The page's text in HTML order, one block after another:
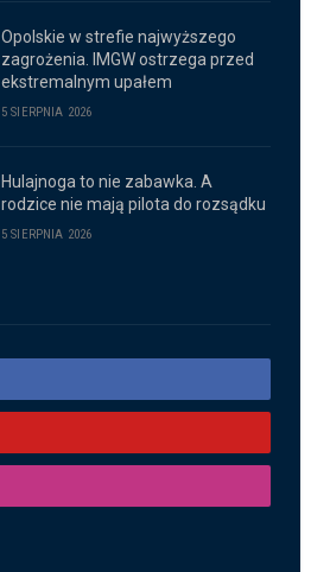
Opolskie w strefie najwyższego
zagrożenia. IMGW ostrzega przed
ekstremalnym upałem
5 SIERPNIA 2026
Hulajnoga to nie zabawka. A
rodzice nie mają pilota do rozsądku
5 SIERPNIA 2026